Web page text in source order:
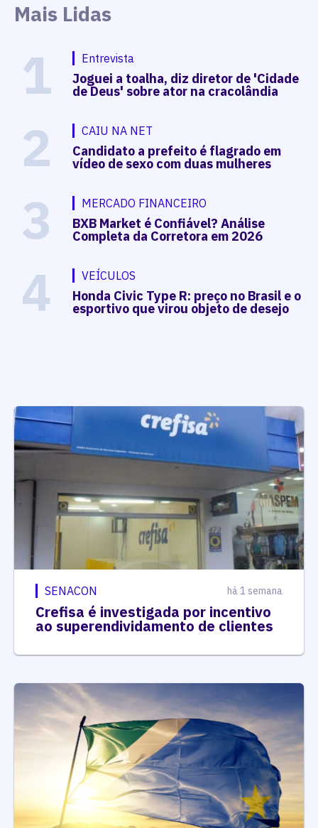
Mais Lidas
1 Entrevista
Joguei a toalha, diz diretor de 'Cidade
de Deus' sobre ator na cracolândia
2 CAIU NA NET
Candidato a prefeito é flagrado em
vídeo de sexo com duas mulheres
3 MERCADO FINANCEIRO
BXB Market é Confiável? Análise
Completa da Corretora em 2026
4 VEÍCULOS
Honda Civic Type R: preço no Brasil e o
esportivo que virou objeto de desejo
SENACON há 1 semana
Crefisa é investigada por incentivo
ao superendividamento de clientes